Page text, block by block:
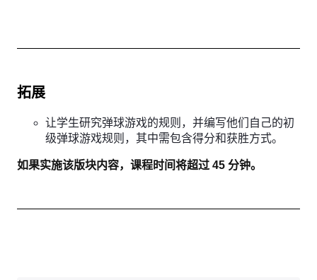
拓展
让学生研究弹球游戏的规则，并编写他们自己的初
级弹球游戏规则，其中需包含得分和获胜方式。
如果实施该版块内容，课程时间将超过 45 分钟。